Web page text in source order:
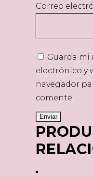
Correo
Guarda mi
electrónico y
navegador
comente.